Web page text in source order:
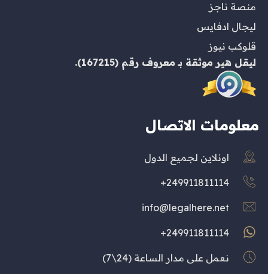
منصة ناجز
ليجال ادفايس
قلوكب نيوز
ليقل هير موثقة بـ معروف رقم (167215).
معلومات الاتصال
اونلاين لجميع الدول
249911811114+
info@legalhere.net
249911811114+
نعمل على مدار الساعة (24\7)